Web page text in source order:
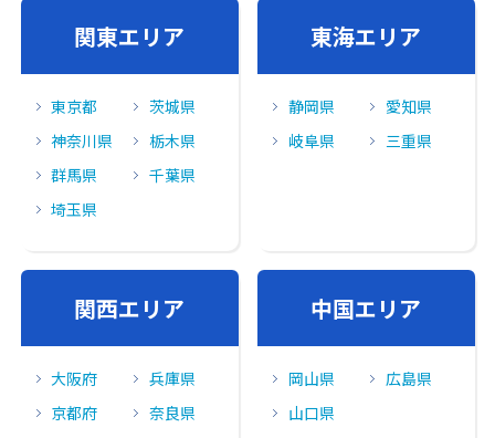
関東エリア
東京都
茨城県
神奈川県
栃木県
群馬県
千葉県
埼玉県
東海エリア
静岡県
愛知県
岐阜県
三重県
関⻄エリア
大阪府
兵庫県
京都府
奈良県
中国エリア
岡山県
広島県
山口県